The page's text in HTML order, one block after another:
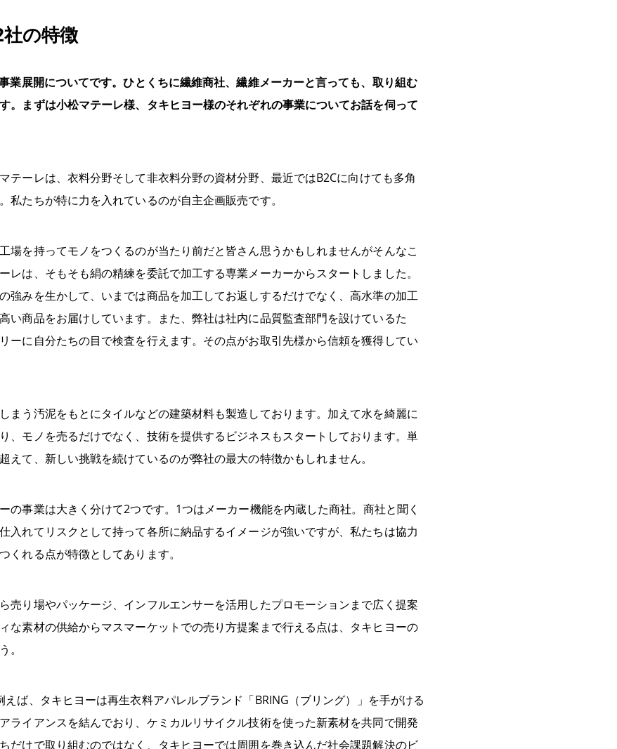
の特徴
業展開についてです。ひとくちに繊維商社、繊維メーカーと言っても、取り組む
。まずは小松マテーレ様、タキヒヨー様のそれぞれの事業についてお話を伺って
テーレは、衣料分野そして非衣料分野の資材分野、最近ではB2Cに向けても多角
私たちが特に力を入れているのが自主企画販売です。
場を持ってモノをつくるのが当たり前だと皆さん思うかもしれませんがそんなこ
レは、そもそも絹の精練を委託で加工する専業メーカーからスタートしました。
強みを生かして、いまでは商品を加工してお返しするだけでなく、高水準の加工
い商品をお届けしています。また、弊社は社内に品質監査部門を設けているた
ーに自分たちの目で検査を行えます。その点がお取引先様から信頼を獲得してい
まう汚泥をもとにタイルなどの建築材料も製造しております。加えて水を綺麗に
、モノを売るだけでなく、技術を提供するビジネスもスタートしております。単
えて、新しい挑戦を続けているのが弊社の最大の特徴かもしれません。
の事業は大きく分けて2つです。1つはメーカー機能を内蔵した商社。商社と聞く
入れてリスクとして持って各所に納品するイメージが強いですが、私たちは協力
くれる点が特徴としてあります。
売り場やパッケージ、インフルエンサーを活用したプロモーションまで広く提案
な素材の供給からマスマーケットでの売り方提案まで行える点は、タキヒヨーの
。
えば、タキヒヨーは再生衣料アパレルブランド「BRING（ブリング）」を手がける
ライアンスを結んでおり、ケミカルリサイクル技術を使った新素材を共同で開発
だけで取り組むのではなく、タキヒヨーでは周囲を巻き込んだ社会課題解決のビ